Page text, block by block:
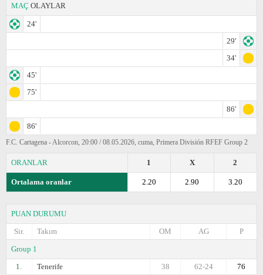
MAÇ OLAYLAR
24'
29'
34'
45'
75'
86'
86'
F.C. Cartagena - Alcorcon, 20:00 / 08.05.2026, cuma, Primera División RFEF Group 2
ORANLAR 2
X
1
Ortalama oranlar 3.20
2.90
2.20
PUAN DURUMU
Sir.
Takım P
AG
OM
Group 1
1.
Tenerife 76
62-24
38